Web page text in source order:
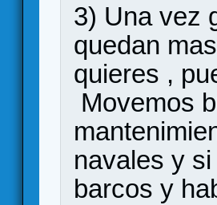
3) Una vez
quedan
quieres ,
Movemos
navales y
barcos y